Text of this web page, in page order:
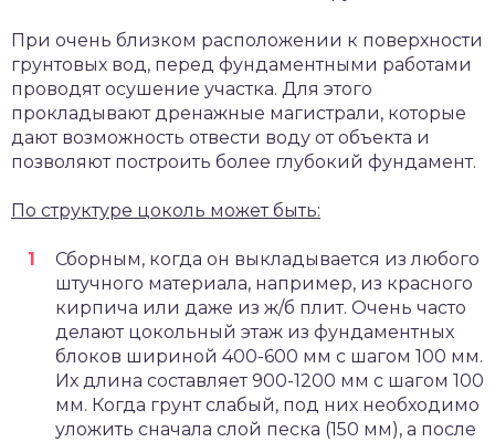
При очень близком расположении к поверхности
грунтовых вод, перед фундаментными работами
проводят осушение участка. Для этого
прокладывают дренажные магистрали, которые
дают возможность отвести воду от объекта и
позволяют построить более глубокий фундамент.
По структуре цоколь может быть:
Сборным, когда он выкладывается из любого
штучного материала, например, из красного
кирпича или даже из ж/б плит. Очень часто
делают цокольный этаж из фундаментных
блоков шириной 400-600 мм с шагом 100 мм.
Их длина составляет 900-1200 мм с шагом 100
мм. Когда грунт слабый, под них необходимо
уложить сначала слой песка (150 мм), а после